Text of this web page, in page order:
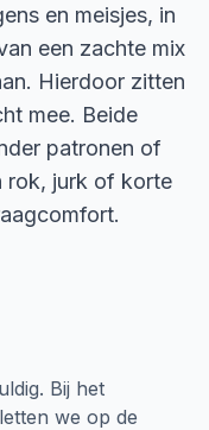
en meisjes, in
een zachte mix
Hierdoor zitten
mee. Beide
patronen of
rok, jurk of korte
Bij het
we op de